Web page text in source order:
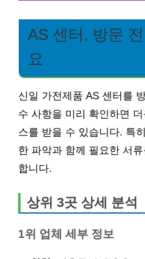
AS 센터, 방문
요
신일 가전제품 AS 센터를
수 사항을 미리 확인하면
스를 받을 수 있습니다. 특
한 파악과 함께 필요한 서
합니다.
상위 3곳 상세 분석
1위 업체 세부 정보